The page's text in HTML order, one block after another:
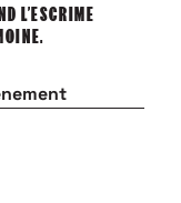
L’ESCRIME